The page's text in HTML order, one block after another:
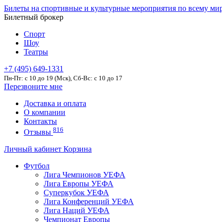
Билеты на спортивные и культурные мероприятия по всему
Билетный брокер
Спорт
Шоу
Театры
+7 (495) 649-1331
Пн-Пт: c 10 до 19 (Мск), Сб-Вс: с 10 до 17
Перезвоните мне
Доставка и оплата
О компании
Контакты
Отзывы 816
Личный кабинет Корзина
Футбол
Лига Чемпионов УЕФА
Лига Европы УЕФА
Суперкубок УЕФА
Лига Конференций УЕФА
Лига Наций УЕФА
Чемпионат Европы